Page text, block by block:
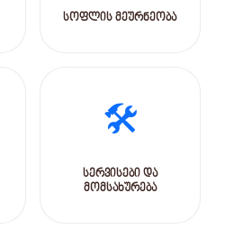
სოფლის მეურნეობა
🛠️
სერვისები და
მომსახურება